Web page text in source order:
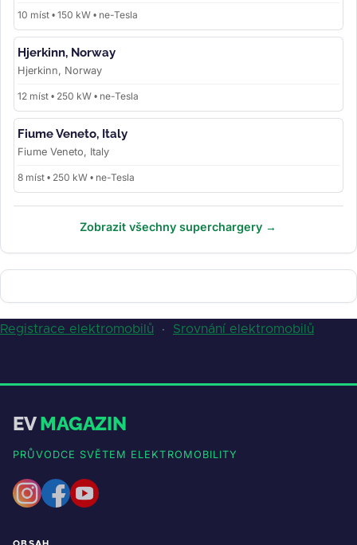
10 míst • 150 kW • ne-Tesla
Hjerkinn, Norway
Hjerkinn, Norway
12 míst • 250 kW • ne-Tesla
Fiume Veneto, Italy
Fiume Veneto, Italy
8 míst • 250 kW • ne-Tesla
Zobrazit všechny superchargery →
Registrace elektromobilů · Srovnání elektromobilů
EVMAGAZIN
PRŮVODCE SVĚTEM ELEKTROMOBILITY